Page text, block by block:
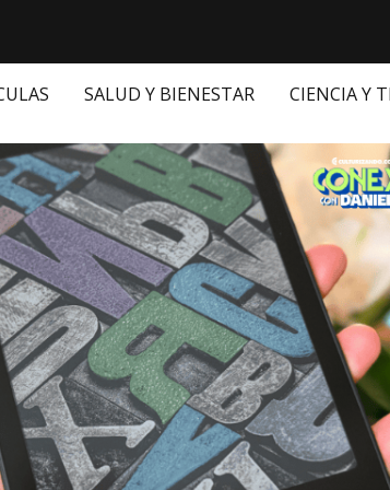
SALUD Y BIENESTAR CIENCIA Y